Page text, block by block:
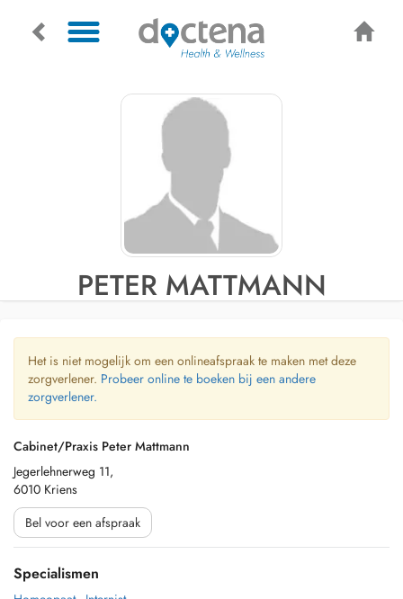
PETER MATTMANN
Het is niet mogelijk om een onlineafspraak te maken met deze
zorgverlener. Probeer online te boeken bij een andere
zorgverlener.
Cabinet/Praxis Peter Mattmann
Jegerlehnerweg 11,
6010 Kriens
Bel voor een afspraak
Specialismen